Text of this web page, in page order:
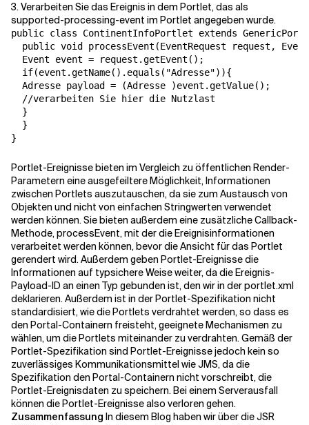
3. Verarbeiten Sie das Ereignis in dem Portlet, das als
supported-processing-event im Portlet angegeben wurde.
public class ContinentInfoPortlet extends
public void processEvent(EventRequest request,
  Event event = request.getEvent();
  if(event.getName().equals("Adresse")){
  Adresse payload = (Adresse )event.getValue();
  //verarbeiten Sie hier die Nutzlast
  }
  }
}
Portlet-Ereignisse bieten im Vergleich zu öffentlichen Render-
Parametern eine ausgefeiltere Möglichkeit, Informationen
zwischen Portlets auszutauschen, da sie zum Austausch von
Objekten und nicht von einfachen Stringwerten verwendet
werden können. Sie bieten außerdem eine zusätzliche Callback-
Methode, processEvent, mit der die Ereignisinformationen
verarbeitet werden können, bevor die Ansicht für das Portlet
gerendert wird. Außerdem geben Portlet-Ereignisse die
Informationen auf typsichere Weise weiter, da die Ereignis-
Payload-ID an einen Typ gebunden ist, den wir in der portlet.xml
deklarieren. Außerdem ist in der Portlet-Spezifikation nicht
standardisiert, wie die Portlets verdrahtet werden, so dass es
den Portal-Containern freisteht, geeignete Mechanismen zu
wählen, um die Portlets miteinander zu verdrahten. Gemäß der
Portlet-Spezifikation sind Portlet-Ereignisse jedoch kein so
zuverlässiges Kommunikationsmittel wie JMS, da die
Spezifikation den Portal-Containern nicht vorschreibt, die
Portlet-Ereignisdaten zu speichern. Bei einem Serverausfall
können die Portlet-Ereignisse also verloren gehen.
Zusammenfassung In diesem Blog haben wir über die JSR